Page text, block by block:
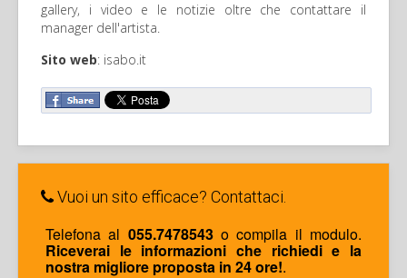
gallery, i video e le notizie oltre che contattare il
manager dell'artista.
Sito web: isabo.it
Vuoi un sito efficace? Contattaci.
Telefona al 055.7478543o compila il modulo.
Riceverai le informazioni che richiedi e la
nostra migliore proposta in 24 ore!.